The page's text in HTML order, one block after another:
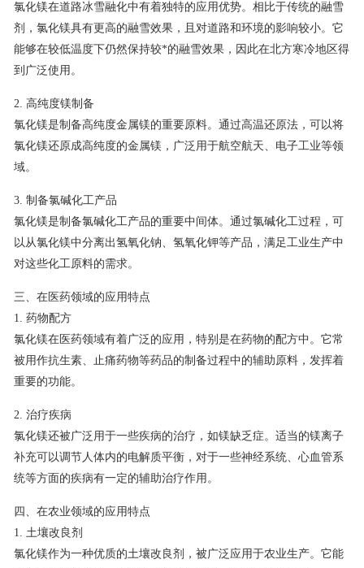
氯化镁在道路冰雪融化中有着独特的应用优势。相比于传统的融雪
剂，氯化镁具有更高的融雪效果，且对道路和环境的影响较小。它
能够在较低温度下仍然保持较*的融雪效果，因此在北方寒冷地区得
到广泛使用。
2. 高纯度镁制备
氯化镁是制备高纯度金属镁的重要原料。通过高温还原法，可以将
氯化镁还原成高纯度的金属镁，广泛用于航空航天、电子工业等领
域。
3. 制备氯碱化工产品
氯化镁是制备氯碱化工产品的重要中间体。通过氯碱化工过程，可
以从氯化镁中分离出氢氧化钠、氢氧化钾等产品，满足工业生产中
对这些化工原料的需求。
三、在医药领域的应用特点
1. 药物配方
氯化镁在医药领域有着广泛的应用，特别是在药物的配方中。它常
被用作抗生素、止痛药物等药品的制备过程中的辅助原料，发挥着
重要的功能。
2. 治疗疾病
氯化镁还被广泛用于一些疾病的治疗，如镁缺乏症。适当的镁离子
补充可以调节人体内的电解质平衡，对于一些神经系统、心血管系
统等方面的疾病有一定的辅助治疗作用。
四、在农业领域的应用特点
1. 土壤改良剂
氯化镁作为一种优质的土壤改良剂，被广泛应用于农业生产。它能